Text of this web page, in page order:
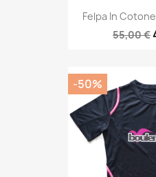
Felpa In
55,00 €
-50%